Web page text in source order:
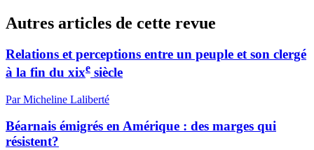
Autres articles de cette revue
Relations et perceptions entre un peuple et son clergé
à la fin du xixe siècle
Par Micheline Laliberté
Béarnais émigrés en Amérique : des marges qui
résistent?